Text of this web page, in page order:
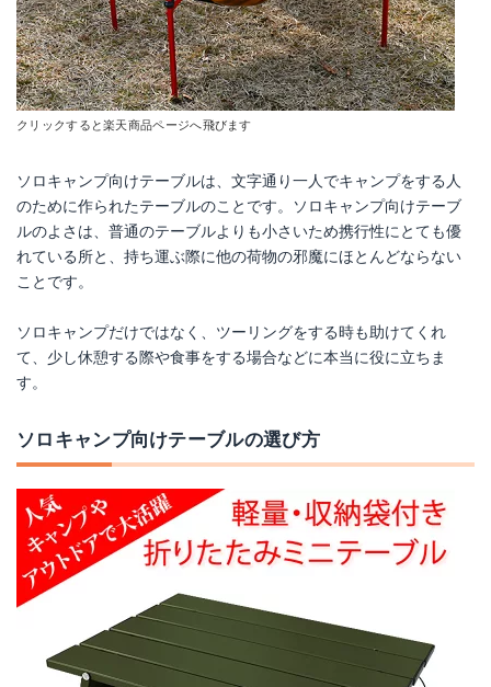
キャプテンスタッグ(CAPTAIN STAG) UC-563
Amazonで詳細を見る
楽天で詳細を見る
Yahoo!ショッピングで見る
Amazonで詳細を見る
Yahoo!ショッピングで見る
クリックすると楽天商品ページへ飛びます
ソロキャンプ向けテーブルは、文字通り一人でキャンプをする人
のために作られたテーブルのことです。ソロキャンプ向けテーブ
ルのよさは、普通のテーブルよりも小さいため携行性にとても優
れている所と、持ち運ぶ際に他の荷物の邪魔にほとんどならない
ことです。
ソロキャンプだけではなく、ツーリングをする時も助けてくれ
て、少し休憩する際や食事をする場合などに本当に役に立ちま
す。
ソロキャンプ向けテーブルの選び方